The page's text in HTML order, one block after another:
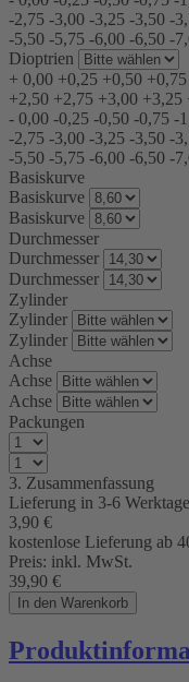
-2,75 -3,00 -3,25 -3,50 -
-5,50 -5,75 -6,00 -6,50 -
Dioptrien
+ 0,00 +0,25 +0,50 +0,75
+2,50 +2,75 +3,00 +3,25
- 0,00 -0,25 -0,50 -0,75 -
-2,75 -3,00 -3,25 -3,50 -
-5,50 -5,75 -6,00 -6,50 -
Basiskurve
Basiskurve
Basiskurve
Durchmesser
Durchmesser
Durchmesser
Zylinder
Zylinder
Zylinder
Achse
Achse
Achse
Packungen
3. Zusammenfassung
Lieferung in 3-6
3,90 €
kostenlose Lieferung ab
Preis: inkl. MwSt.
39,90 €
In den Warenkorb